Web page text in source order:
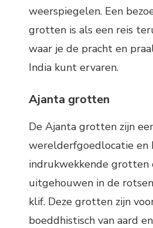
weerspiegelen. Een
grotten is als een reis
waar je de pracht en
India kunt ervaren.
Ajanta grotten
De Ajanta grotten zijn
werelderfgoedlocatie en
indrukwekkende grotten
uitgehouwen in de
klif. Deze grotten zijn
boeddhistisch van aard